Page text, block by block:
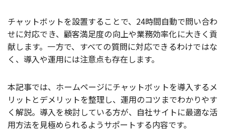
チャットボットを設置することで、24時間自動で問い合わ
せに対応でき、顧客満足度の向上や業務効率化に大きく貢
献します。一方で、すべての質問に対応できるわけではな
く、導入や運用には注意点も存在します。
本記事では、ホームページにチャットボットを導入するメ
リットとデメリットを整理し、運用のコツまでわかりやす
く解説。導入を検討している方が、自社サイトに最適な活
用方法を見極められるようサポートする内容です。